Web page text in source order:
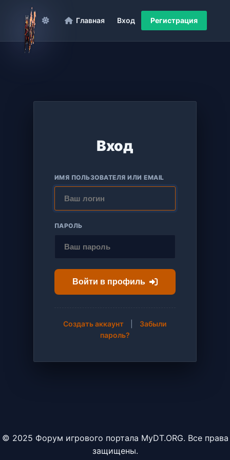
Главная Вход Регистрация
Вход
ИМЯ ПОЛЬЗОВАТЕЛЯ ИЛИ EMAIL
ПАРОЛЬ
Войти в профиль
Создать аккаунт
Забыли
пароль?
© 2025 Форум игрового портала MyDT.ORG. Все права
защищены.